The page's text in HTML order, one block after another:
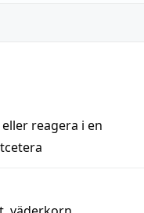
eller reagera i en